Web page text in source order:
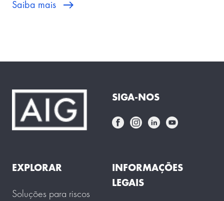
Saiba mais
SIGA-NOS
EXPLORAR
Soluções para riscos
INFORMAÇÕES
LEGAIS